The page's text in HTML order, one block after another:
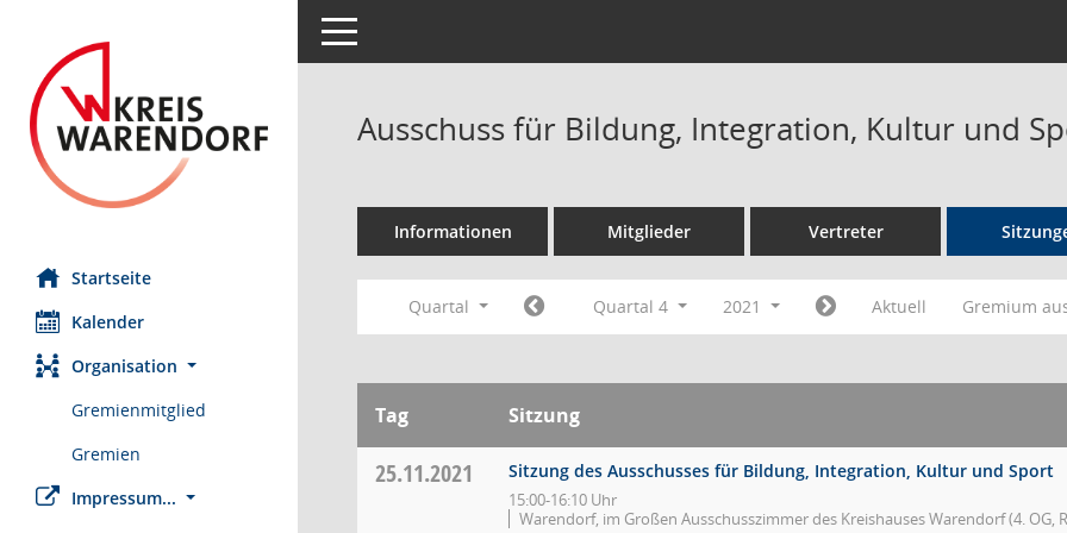
Startseite
Kalender
Organisation
Gremienmitglied
Gremien
Impressum...
Toggle navigation
Ausschuss für Bildung, Integration, Kultur und
Informationen Mitglieder Vertreter
Quartal Quartal 4 2021 Aktuell Gremium
Tag Sitzung
25.11.2021 Sitzung des Ausschusses für Bildung, Integration, Kultur und Sport
15:00-16:10 Uhr
Warendorf, im Großen Ausschusszimmer des Kreishauses Warendorf (4. OG,